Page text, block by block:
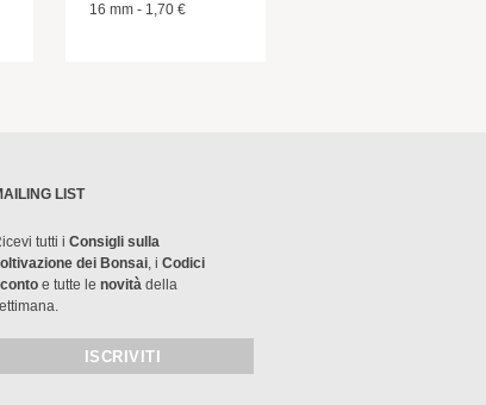
16 mm - 1,70 €
LIST
tutti i Consigli sulla
dei Bonsai, i Codici
e tutte le novità della